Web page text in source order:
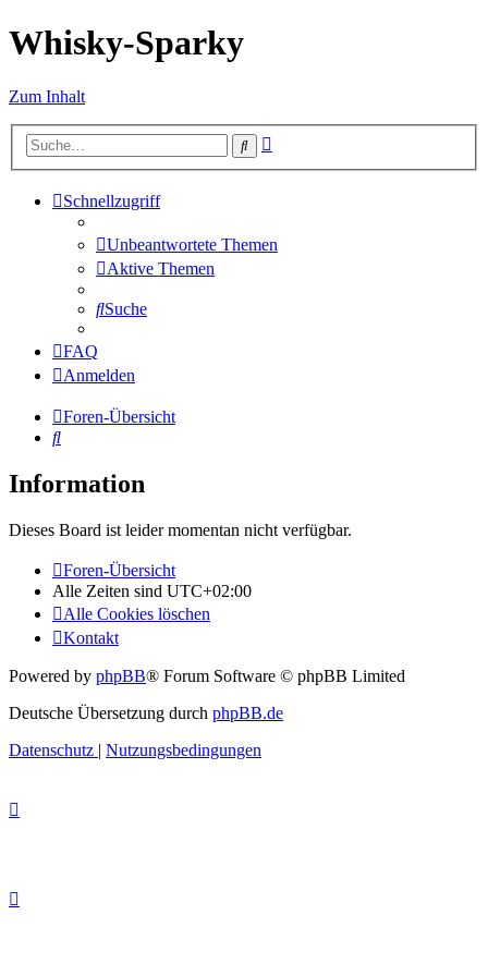
Whisky-Sparky
Zum Inhalt
Suche
Schnellzugriff
Unbeantwortete Themen
Aktive Themen
Suche
FAQ
Anmelden
Foren-Übersicht
Suche
Information
Dieses Board ist leider momentan nicht verfügbar.
Foren-Übersicht
Alle Zeiten sind UTC+02:00
Alle Cookies löschen
Kontakt
Powered by phpBB® Forum Software © phpBB Limited
Deutsche Übersetzung durch phpBB.de
Datenschutz | Nutzungsbedingungen